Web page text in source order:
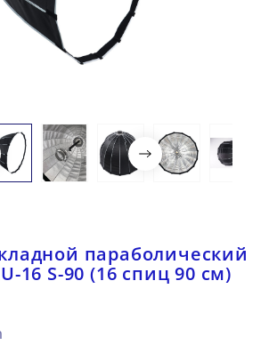
параболический
16 S-90 (16 спиц 90 см)